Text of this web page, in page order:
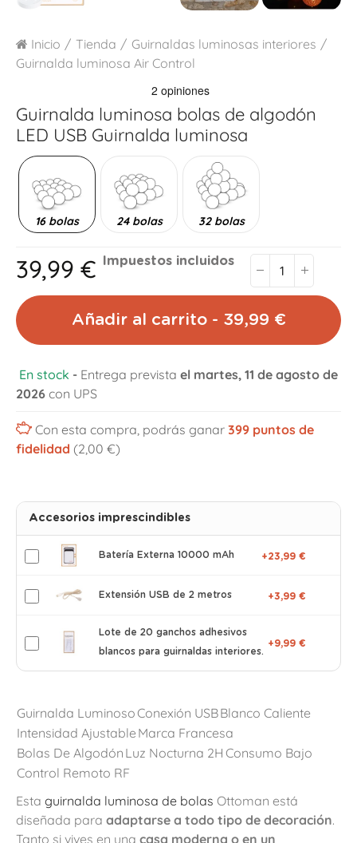
Inicio Tienda
Guirnaldas luminosas interiores
Guirnalda luminosa Air Control
Guirnalda luminosa bolas de algodón
LED USB Guirnalda luminosa
16 bolas 24 bolas 32 bolas
39,99 € Impuestos incluidos
Añadir al carrito - 39,99 €
En stock - Entrega prevista el martes, 11 de agosto de
2026 con UPS
Con esta compra, podrás ganar 399puntos de
fidelidad (2,00 €)
Accesorios imprescindibles
Batería Externa 10000 mAh +23,99 €
Extensión USB de 2 metros +3,99 €
Lote de 20 ganchos adhesivos
blancos para guirnaldas interiores.
+9,99 €
Guirnalda LuminosoConexión USBBlanco Caliente
Intensidad Ajustable Marca Francesa
Bolas De Algodón Luz Nocturna 2H Consumo Bajo
Control Remoto RF
Esta guirnalda luminosa de bolas Ottoman está
diseñada para adaptarse a todo tipo de decoración.
Tanto si vives en una casa moderna o en un